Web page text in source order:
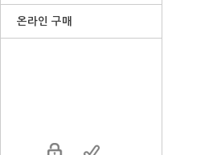
온라인 구매